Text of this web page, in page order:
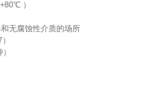
）
无腐蚀性介质的场所